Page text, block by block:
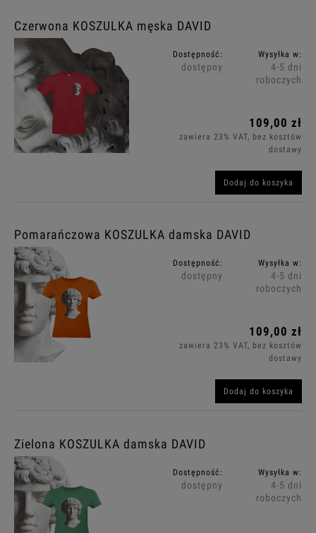
Czerwona KOSZULKA męska DAVID
Dostępność:
dostępny
Wysyłka w:
4-5 dni
roboczych
109,00 zł
zawiera 23% VAT, bez kosztów
dostawy
Dodaj do koszyka
Pomarańczowa KOSZULKA damska DAVID
Dostępność:
dostępny
Wysyłka w:
4-5 dni
roboczych
109,00 zł
zawiera 23% VAT, bez kosztów
dostawy
Dodaj do koszyka
Zielona KOSZULKA damska DAVID
Dostępność:
dostępny
Wysyłka w:
4-5 dni
roboczych